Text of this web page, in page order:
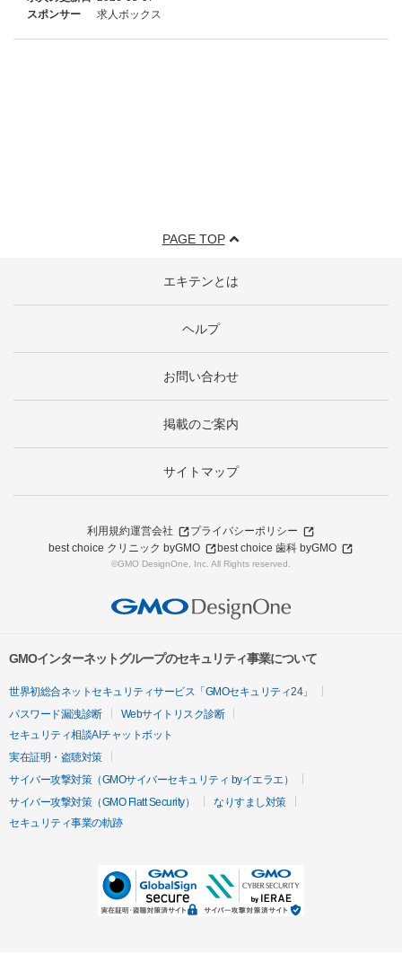
スポンサー
求人ボックス
PAGE TOP
エキテンとは
ヘルプ
お問い合わせ
掲載のご案内
サイトマップ
利用規約運営会社
プライバシーポリシー
best choice クリニック byGMO
best choice 歯科 byGMO
©GMO DesignOne, Inc. All Rights reserved.
GMOインターネットグループのセキュリティ事業について
世界初総合ネットセキュリティサービス「GMOセキュリティ24」
パスワード漏洩診断
Webサイトリスク診断
セキュリティ相談AIチャットボット
実在証明・盗聴対策
サイバー攻撃対策（GMOサイバーセキュリティ byイエラエ）
サイバー攻撃対策（GMO Flatt Security）
なりすまし対策
セキュリティ事業の軌跡